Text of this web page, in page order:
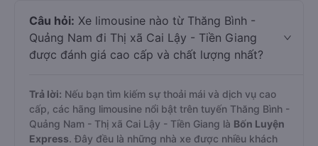
Câu hỏi: Xe limousine nào từ Thăng Bình -
Quảng Nam đi Thị xã Cai Lậy - Tiền Giang
được đánh giá cao cấp và chất lượng nhất?
Trả lời: Nếu bạn tìm kiếm sự thoải mái và dịch vụ cao
cấp, các hãng limousine nổi bật trên tuyến Thăng Bình -
Quảng Nam - Thị xã Cai Lậy - Tiền Giang là Bốn Luyện
Express. Đây đều là những nhà xe được nhiều khách